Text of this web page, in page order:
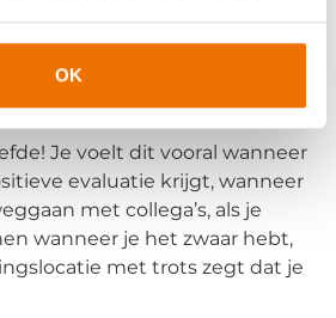
OK
met koffie – ook altijd hier!
wat wil je nog meer? Ik werk
Je voelt dit vooral wanneer
evaluatie krijgt, wanneer
met collega’s, als je
wanneer je het zwaar hebt,
met trots zegt dat je